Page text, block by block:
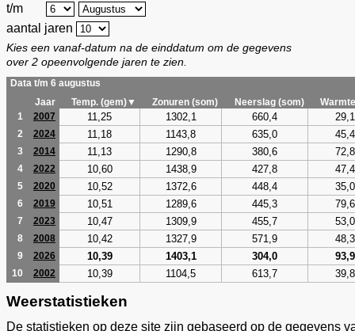
t/m
aantal jaren
Kies een vanaf-datum na de einddatum om de gegevens
over 2 opeenvolgende jaren te zien.
Data t/m 6 augustus
Jaar
Temp. (gem)▼ Zonuren (som) Neerslag (som)
1
2007 11,25 1302,1 660,4 29,1
2 2024 11,18 1143,8 635,0 45,4
3 2014 11,13 1290,8 380,6 72,8
4 2022 10,60 1438,9 427,8 47,4
5 2020 10,52 1372,6 448,4 35,0
6 2019 10,51 1289,6 445,3 79,6
7 2023 10,47 1309,9 455,7 53,0
8 2008 10,42 1327,9 571,9 48,3
9 2026 10,39 1403,1 304,0 93,9
10 2002 10,39 1104,5 613,7 39,8
Weerstatistieken
De statistieken op deze site zijn gebaseerd op de gegevens